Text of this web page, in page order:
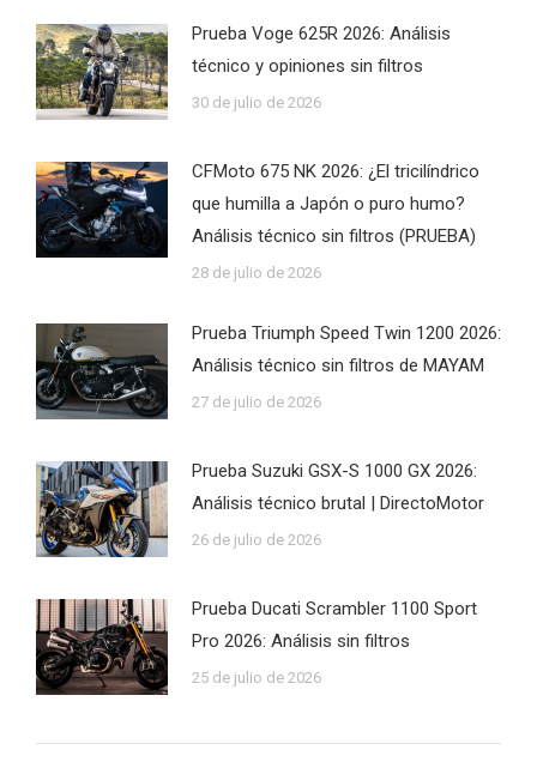
Prueba Voge 625R 2026: Análisis
técnico y opiniones sin filtros
30 de julio de 2026
CFMoto 675 NK 2026: ¿El tricilíndrico
que humilla a Japón o puro humo?
Análisis técnico sin filtros (PRUEBA)
28 de julio de 2026
Prueba Triumph Speed Twin 1200 2026:
Análisis técnico sin filtros de MAYAM
27 de julio de 2026
Prueba Suzuki GSX-S 1000 GX 2026:
Análisis técnico brutal | DirectoMotor
26 de julio de 2026
Prueba Ducati Scrambler 1100 Sport
Pro 2026: Análisis sin filtros
25 de julio de 2026